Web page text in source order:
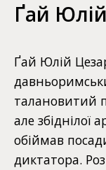
Ґай
Ґай Юлій
талановитий
але збіднілої
обіймав
диктатора.